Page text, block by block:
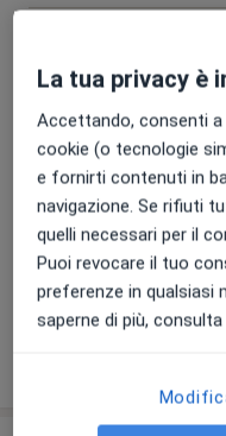
120 € Dettagli
Visita omeopatica di
70 € Dettagli
Consulenza online
120 € Dettagli
La tua privacy è
Accettando, consenti
cookie (o tecnologie
e fornirti contenuti in
navigazione. Se rifiuti
quelli necessari per il
Puoi revocare il tuo
preferenze in qualsiasi
saperne di più,